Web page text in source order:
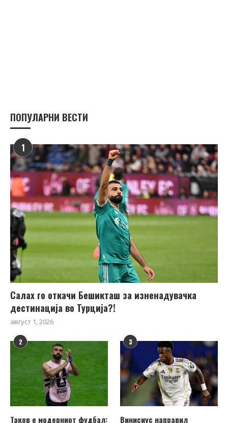
ПОПУЛАРНИ ВЕСТИ
1
Салах го откачи Бешикташ за изненадувачка
дестинација во Турција?!
август 1, 2026
2
Таков е модерниот фудбал:
3
Винисиус направил